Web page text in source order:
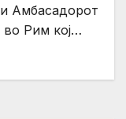
Амбасадорот
Рим кој…